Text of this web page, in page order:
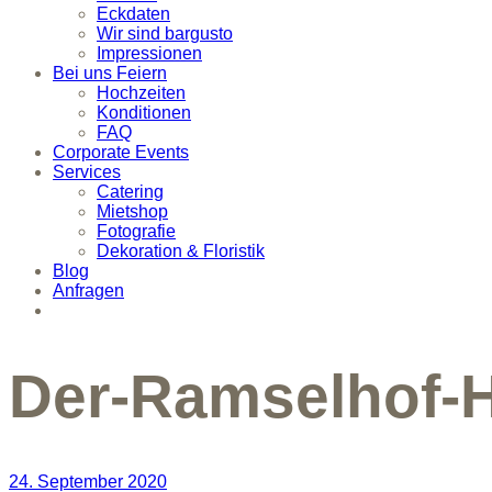
Eckdaten
Wir sind bargusto
Impressionen
Bei uns Feiern
Hochzeiten
Konditionen
FAQ
Corporate Events
Services
Catering
Mietshop
Fotografie
Dekoration & Floristik
Blog
Anfragen
Der-Ramselhof-
24. September 2020